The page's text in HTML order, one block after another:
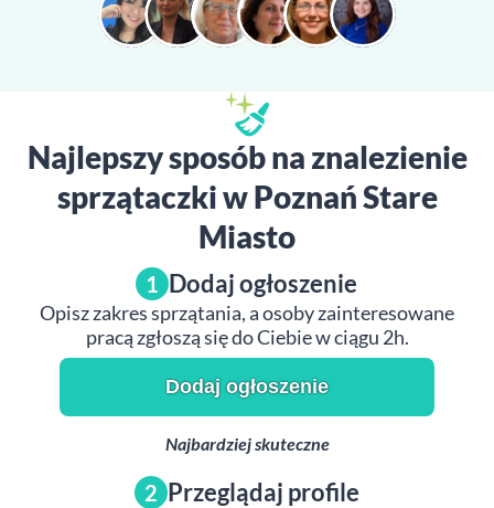
Najlepszy sposób na znalezienie
sprzątaczki w Poznań Stare
Miasto
1 Dodaj ogłoszenie
Opisz zakres sprzątania, a osoby zainteresowane
pracą zgłoszą się do Ciebie w ciągu 2h.
Dodaj ogłoszenie
Najbardziej skuteczne
2 Przeglądaj profile